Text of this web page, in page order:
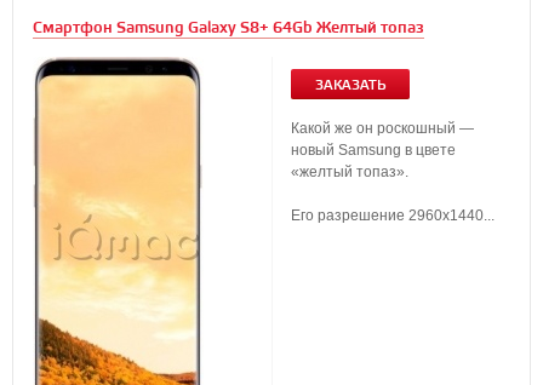
Смартфон Samsung Galaxy S8+ 64Gb Желтый топаз
ЗАКАЗАТЬ
Какой же он роскошный —
новый Samsung в цвете
«желтый топаз».
Его разрешение 2960x1440...